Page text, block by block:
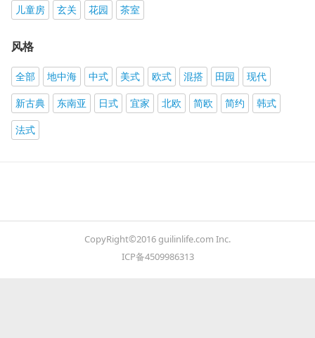
儿童房
玄关 花园 茶室
风格
全部 地中海 中式 美式 欧式 混搭 田园
现代
新古典
东南亚 日式 宜家 北欧 简欧 简约
韩式
法式
CopyRight©2016 guilinlife.com Inc.
ICP备4509986313